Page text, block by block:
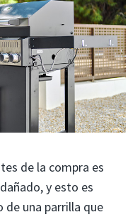
de la compra es
y esto es
de una parrilla que